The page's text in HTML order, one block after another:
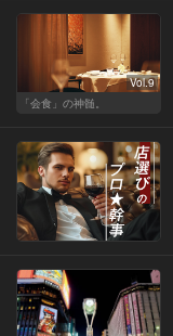
Vol.9
「会食」の神髄。